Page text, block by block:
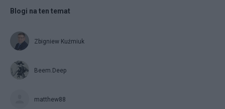
Blogi na ten temat
Zbigniew Kuźmiuk
Beem.Deep
matthew88